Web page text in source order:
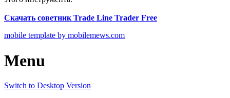
Скачать советник Trade Line Trader Free
mobile template by mobilemews.com
Menu
Switch to Desktop Version